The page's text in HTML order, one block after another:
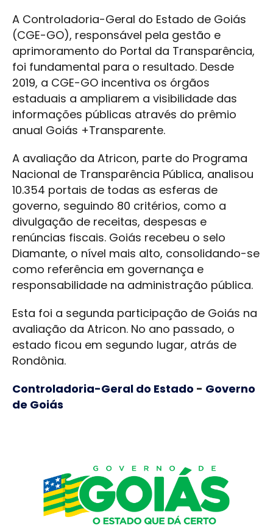
A Controladoria-Geral do Estado de Goiás
(CGE-GO), responsável pela gestão e
aprimoramento do Portal da Transparência,
foi fundamental para o resultado. Desde
2019, a CGE-GO incentiva os órgãos
estaduais a ampliarem a visibilidade das
informações públicas através do prêmio
anual Goiás +Transparente.
A avaliação da Atricon, parte do Programa
Nacional de Transparência Pública, analisou
10.354 portais de todas as esferas de
governo, seguindo 80 critérios, como a
divulgação de receitas, despesas e
renúncias fiscais. Goiás recebeu o selo
Diamante, o nível mais alto, consolidando-se
como referência em governança e
responsabilidade na administração pública.
Esta foi a segunda participação de Goiás na
avaliação da Atricon. No ano passado, o
estado ficou em segundo lugar, atrás de
Rondônia.
Controladoria-Geral do Estado - Governo
de Goiás